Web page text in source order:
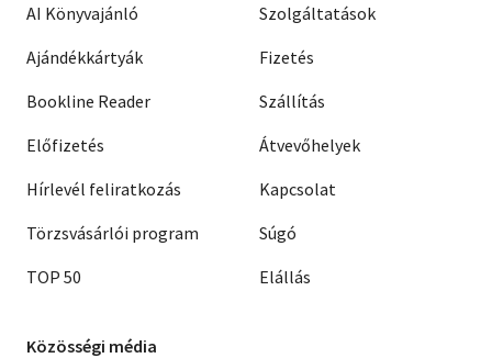
AI Könyvajánló
Ajándékkártyák
Bookline Reader
Előfizetés
Hírlevél feliratkozás
Törzsvásárlói program
TOP 50
Szolgáltatások
Fizetés
Szállítás
Átvevőhelyek
Kapcsolat
Súgó
Elállás
Közösségi média